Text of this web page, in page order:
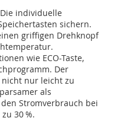
individuelle
sichern.
griffigen Drehknopf
wie ECO-Taste,
Der
nur leicht zu
als
Stromverbrauch bei
30 %.